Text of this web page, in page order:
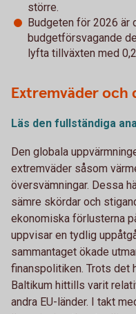
större.
Budgeten för 2026 är
budgetförsvagande
lyfta tillväxten med
Extremväder och
Läs den fullständiga
Den globala
extremväder såsom
översvämningar. Dessa
sämre skördar och
ekonomiska förlusterna
uppvisar en tydlig
sammantaget ökade
finanspolitiken. Trots det
Baltikum hittills varit
andra EU-länder. I takt